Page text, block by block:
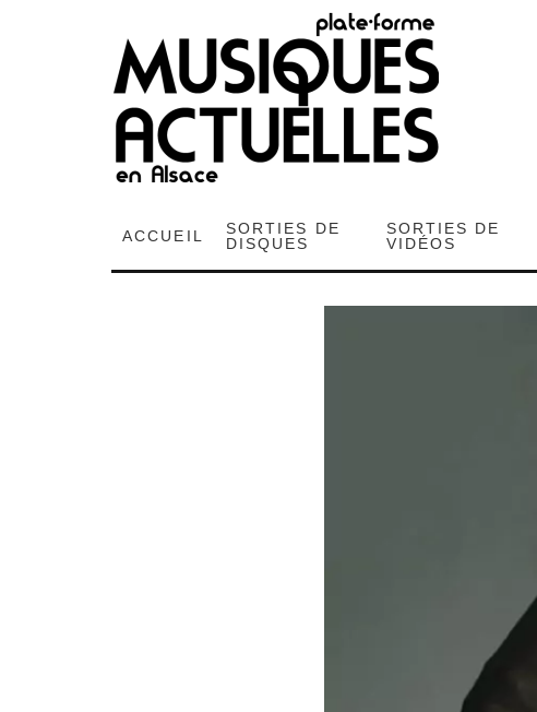
ACCUEIL
SORTIES DE
DISQUES
SORTIES DE
VIDÉOS